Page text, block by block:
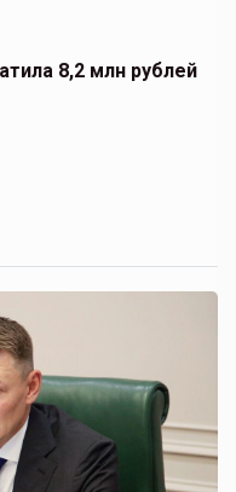
8,2 млн рублей